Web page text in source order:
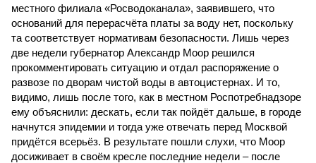
местного филиала «Росводоканала», заявившего, что
оснований для перерасчёта платы за воду нет, поскольку
та соответствует нормативам безопасности. Лишь через
две недели губернатор Александр Моор решился
прокомментировать ситуацию и отдал распоряжение о
развозе по дворам чистой воды в автоцистернах. И то,
видимо, лишь после того, как в местном Роспотребнадзоре
ему объяснили: дескать, если так пойдёт дальше, в городе
начнутся эпидемии и тогда уже отвечать перед Москвой
придётся всерьёз. В результате пошли слухи, что Моор
досиживает в своём кресле последние недели – после